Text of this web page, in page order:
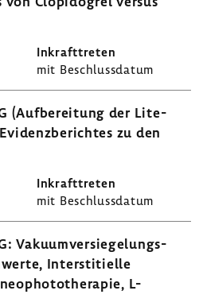
mit Beschluss­datum
(Aufbe­rei­tung der Lite­
zu den
mit Beschluss­datum
Vaku­um­ver­sie­ge­lungs­
Inter­s­ti­ti­elle
L-​